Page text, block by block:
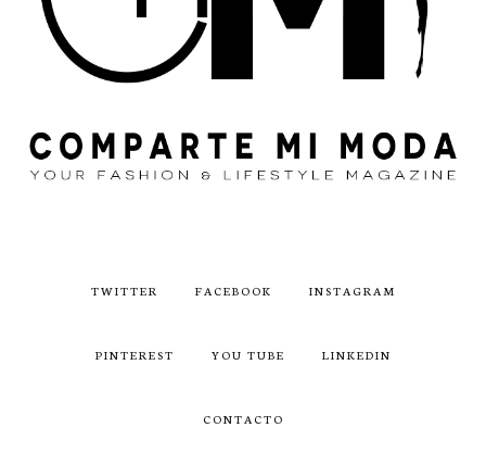
TWITTER FACEBOOK INSTAGRAM
PINTEREST YOU TUBE LINKEDIN
CONTACTO